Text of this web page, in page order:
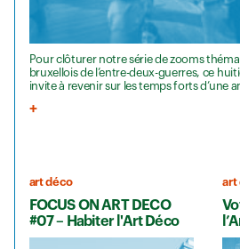
Pour clôturer notre série de zooms
bruxellois de l’entre-deux-guerres, ce
invite à revenir sur les temps forts d’une
art déco
FOCUS ON ART DECO
#07 – Habiter l'Art Déco
art